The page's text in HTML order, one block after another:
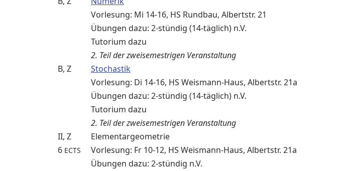
Vorlesung: Mi 14-16, HS Rundbau, Albertstr. 21
Übungen dazu: 2-stündig (14-täglich) n.V.
Tutorium dazu
2. Teil der zweisemestrigen Veranstaltung
B, Z
Stochastik
Vorlesung: Di 14-16, HS Weismann-Haus, Albertstr. 21a
Übungen dazu: 2-stündig (14-täglich) n.V.
Tutorium dazu
2. Teil der zweisemestrigen Veranstaltung
II, Z
6 ECTS
Elementargeometrie
Vorlesung: Fr 10-12, HS Weismann-Haus, Albertstr. 21a
Übungen dazu: 2-stündig n.V.